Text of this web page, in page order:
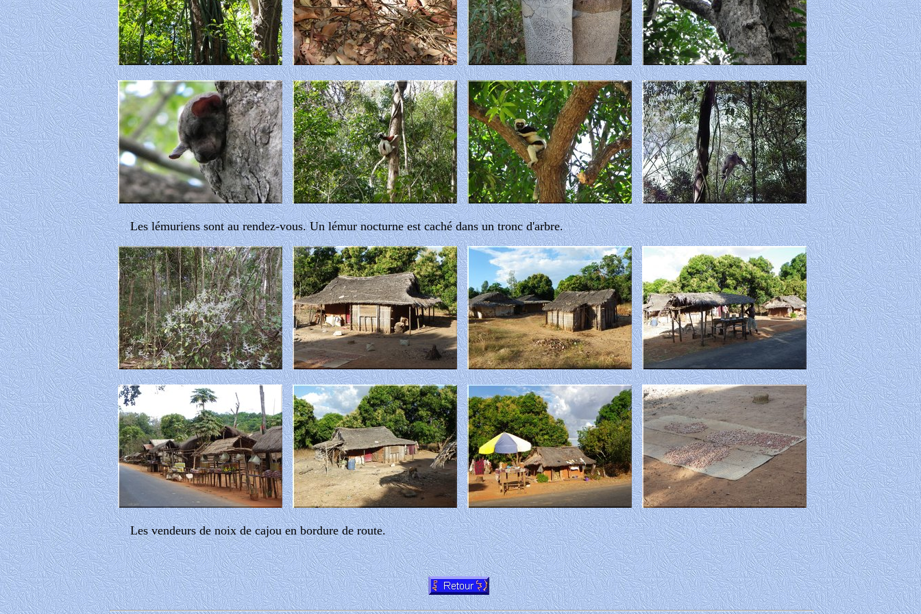
Les lémuriens sont au rendez-vous. Un lémur nocturne est caché dans un tronc d'arbre.
Les vendeurs de noix de cajou en bordure de route.